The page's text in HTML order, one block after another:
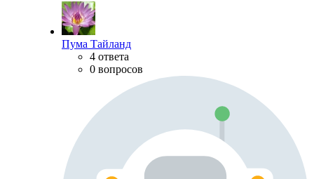
Пума Тайланд
4 ответа
0 вопросов